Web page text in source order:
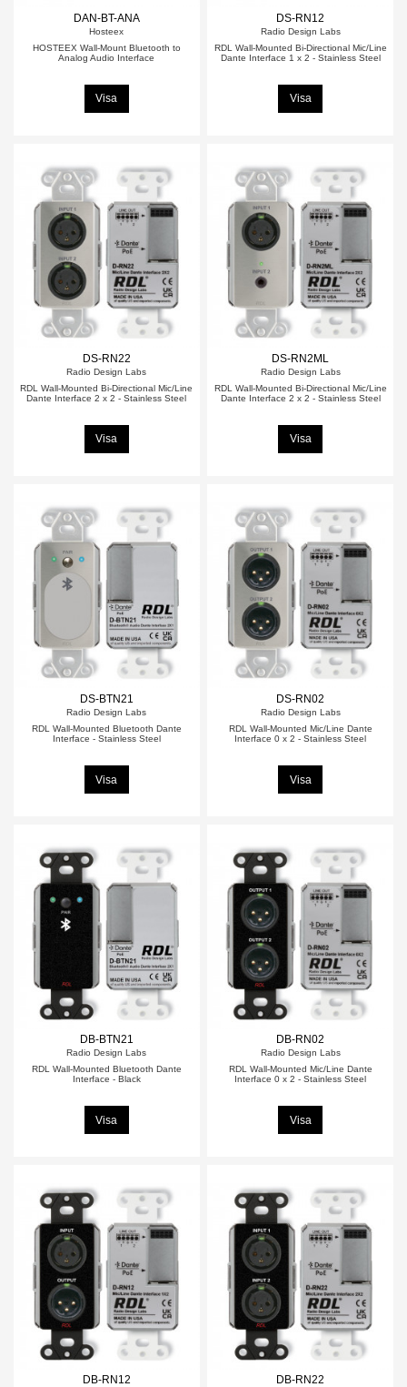
DAN-BT-ANA
Hosteex
HOSTEEX Wall-Mount Bluetooth to
Analog Audio Interface
Visa
DS-RN12
Radio Design Labs
RDL Wall-Mounted Bi-Directional Mic/Line
Dante Interface 1 x 2 - Stainless Steel
Visa
DS-RN22
Radio Design Labs
RDL Wall-Mounted Bi-Directional Mic/Line
Dante Interface 2 x 2 - Stainless Steel
Visa
DS-RN2ML
Radio Design Labs
RDL Wall-Mounted Bi-Directional Mic/Line
Dante Interface 2 x 2 - Stainless Steel
Visa
DS-BTN21
Radio Design Labs
RDL Wall-Mounted Bluetooth Dante
Interface - Stainless Steel
Visa
DS-RN02
Radio Design Labs
RDL Wall-Mounted Mic/Line Dante
Interface 0 x 2 - Stainless Steel
Visa
DB-BTN21
Radio Design Labs
RDL Wall-Mounted Bluetooth Dante
Interface - Black
Visa
DB-RN02
Radio Design Labs
RDL Wall-Mounted Mic/Line Dante
Interface 0 x 2 - Stainless Steel
Visa
DB-RN12 DB-RN22